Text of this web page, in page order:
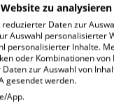
Kieferorthopädie
zu
Daten zur
Auswahl personalisierter
personalisierter Inhalte.
oder Kombinationen
zur Auswahl von
gesendet werden.
App.